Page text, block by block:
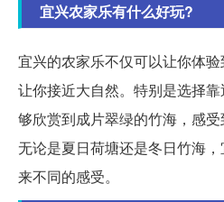
宜兴农家乐有什么好玩?
宜兴的农家乐不仅可以让你体
让你接近大自然。特别是选择
够欣赏到成片翠绿的竹海，感受
无论是夏日荷塘还是冬日竹海
来不同的感受。